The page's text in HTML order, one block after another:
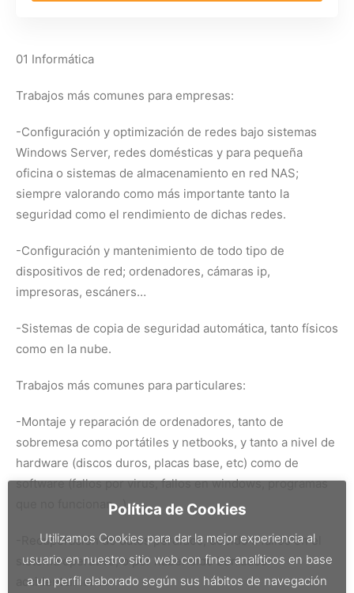
01 Informática
Trabajos más comunes para empresas:
-Configuración y optimización de redes bajo sistemas
Windows Server, redes domésticas y para pequeña
oficina o sistemas de almacenamiento en red NAS;
siempre valorando como más importante tanto la
seguridad como el rendimiento de dichas redes.
-Configuración y mantenimiento de todo tipo de
dispositivos de red; ordenadores, cámaras ip,
impresoras, escáners…
-Sistemas de copia de seguridad automática, tanto físicos
como en la nube.
Trabajos más comunes para particulares:
-Montaje y reparación de ordenadores, tanto de
sobremesa como portátiles y netbooks, y tanto a nivel de
hardware (discos duros, placas base, etc) como de
software (fallos por virus, fallos en windows, programas
que no funcionan…).
-Recuperación de datos perdidos, debido a fallos en el
sistema operativo, o por haber sido borrados
accidentalmente.
Política de Cookies
Utilizamos Cookies para dar la mejor experiencia al
usuario en nuestro sitio web con fines analíticos en base
a un perfil elaborado según sus hábitos de navegación